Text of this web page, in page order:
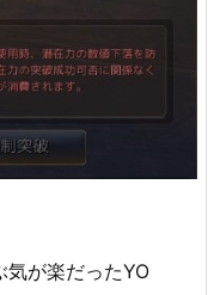
気が楽だったYO